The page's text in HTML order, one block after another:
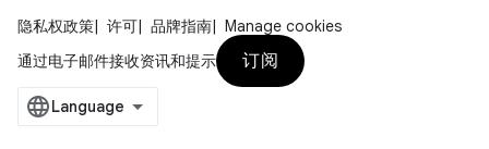
隐私权政策 许可 品牌指南
Manage cookies
通过电子邮件接收资讯和提示
订阅